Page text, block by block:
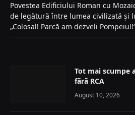
Povestea Edificiului Roman cu
de legătură între lumea civilizată și
„Colosal! Parcă am dezveli
Tot mai scumpe
fără RCA
August 10, 2026